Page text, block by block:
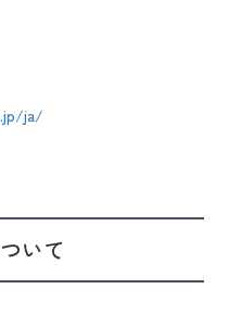
ja/
いて